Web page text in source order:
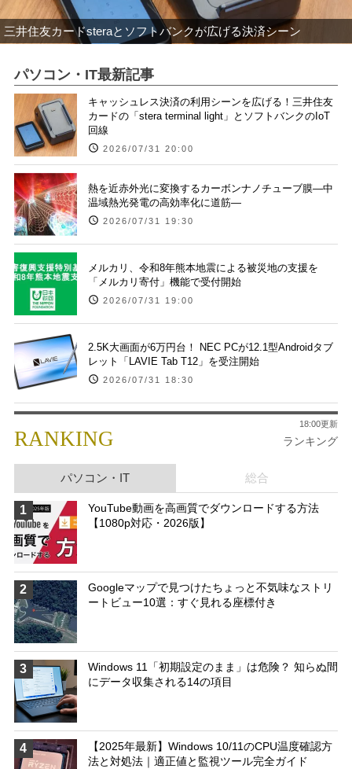
三井住友カードsteraとソフトバンクが広げる決済シーン
パソコン・IT最新記事
キャッシュレス決済の利用シーンを広げる！三井住友
カードの「stera terminal light」とソフトバンクのIoT
回線
2026/07/31 20:00
熱を近赤外光に変換するカーボンナノチューブ膜―中
温域熱光発電の高効率化に道筋―
2026/07/31 19:30
メルカリ、令和8年熊本地震による被災地の支援を
「メルカリ寄付」機能で受付開始
2026/07/31 19:00
2.5K大画面が6万円台！ NEC PCが12.1型Androidタブ
レット「LAVIE Tab T12」を受注開始
2026/07/31 18:30
RANKING ランキング
18:00更新
パソコン・IT 総合
1
YouTube動画を高画質でダウンロードする方法
【1080p対応・2026版】
2
Googleマップで見つけたちょっと不気味なストリ
ートビュー10選：すぐ見れる座標付き
3
Windows 11「初期設定のまま」は危険？ 知らぬ間
にデータ収集される14の項目
4
【2025年最新】Windows 10/11のCPU温度確認方
法と対処法｜適正値と監視ツール完全ガイド